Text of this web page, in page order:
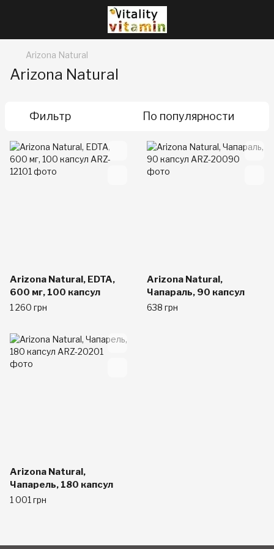
Arizona Natural
Arizona Natural
Фильтр По популярности
Arizona Natural, EDTA,
600 мг, 100 капсул
1 260 грн
Arizona Natural,
Чапараль, 90 капсул
638 грн
Arizona Natural,
Чапарель, 180 капсул
1 001 грн